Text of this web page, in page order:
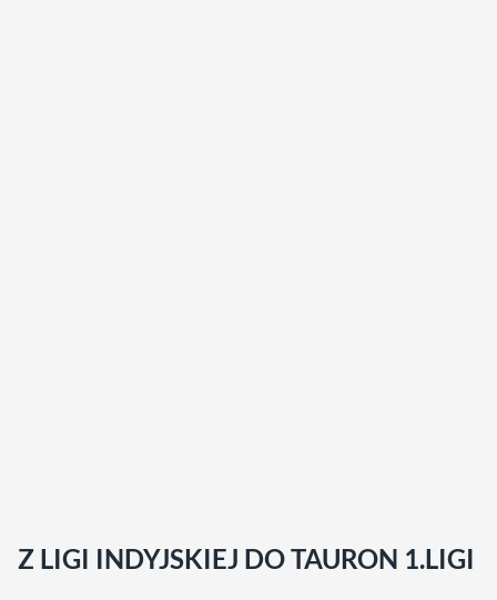
Z LIGI INDYJSKIEJ DO TAURON 1.LIGI